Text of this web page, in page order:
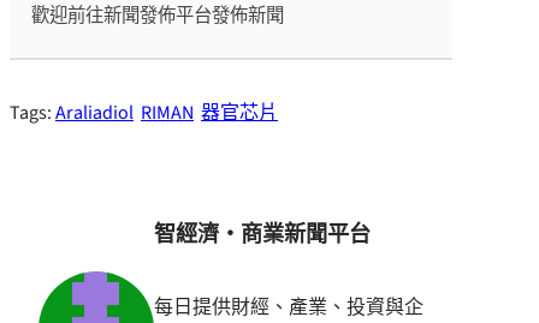
歡迎前往新聞發佈平台發佈新聞
Tags:Araliadiol RIMAN 器官芯片
智經濟・商業新聞平台
每日提供財經、產業、投資與企